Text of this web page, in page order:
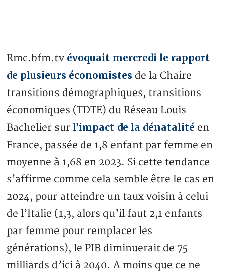
Rmc.bfm.tv évoquait mercredi le rapport
de plusieurs économistes de la Chaire
transitions démographiques, transitions
économiques (TDTE) du Réseau Louis
Bachelier sur l’impact de la dénatalité en
France, passée de 1,8 enfant par femme en
moyenne à 1,68 en 2023. Si cette tendance
s’affirme comme cela semble être le cas en
2024, pour atteindre un taux voisin à celui
de l’Italie (1,3, alors qu’il faut 2,1 enfants
par femme pour remplacer les
générations), le PIB diminuerait de 75
milliards d’ici à 2040. A moins que ce ne